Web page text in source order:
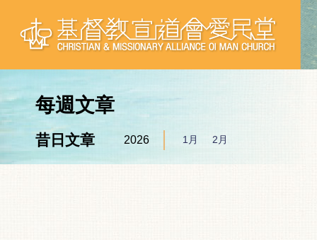
每週文章
昔日文章 2026 1月 2月